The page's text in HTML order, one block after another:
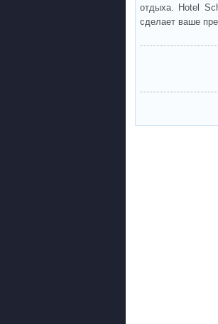
отдыха. Hotel
сделает ваше